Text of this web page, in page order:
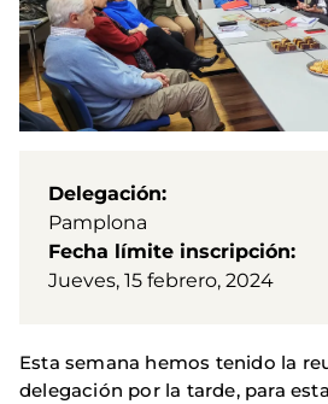
Delegación
Pamplona
Fecha límite inscripción
Jueves, 15 febrero, 2024
Esta semana hemos tenido la
delegación por la tarde, para